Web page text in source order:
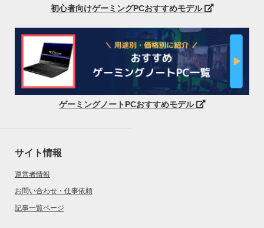
初心者向けゲーミングPCおすすめモデル
ゲーミングノートPCおすすめモデル
サイト情報
運営者情報
お問い合わせ・仕事依頼
記事一覧ページ